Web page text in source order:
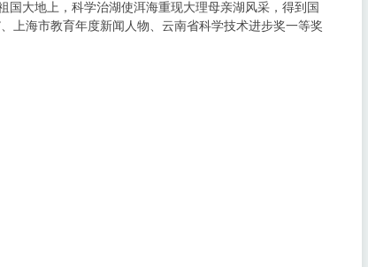
大地上，科学治湖使洱海重现大理母亲湖风采，得到国
上海市教育年度新闻人物、云南省科学技术进步奖一等奖